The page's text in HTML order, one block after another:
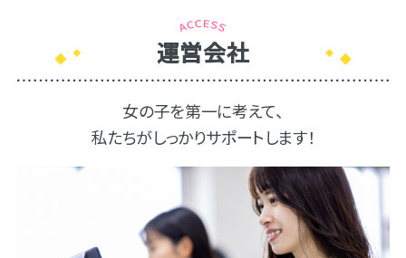
運営会社
女の子を第一に考えて、
私たちがしっかりサポートします！